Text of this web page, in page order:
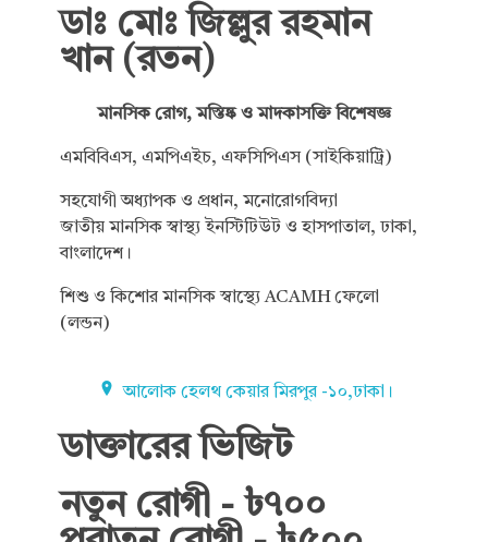
ডাঃ মোঃ জিল্লুর রহমান
খান (রতন)
মানসিক রোগ, মস্তিষ্ক ও মাদকাসক্তি বিশেষজ্ঞ
এমবিবিএস, এমপিএইচ, এফসিপিএস (সাইকিয়াট্রি)
সহযোগী অধ্যাপক ও প্রধান, মনোরোগবিদ্যা
জাতীয় মানসিক স্বাস্থ্য ইনস্টিটিউট ও হাসপাতাল, ঢাকা,
বাংলাদেশ।
শিশু ও কিশোর মানসিক স্বাস্থ্যে ACAMH ফেলো
(লন্ডন)
আলোক হেলথ কেয়ার মিরপুর -১০,ঢাকা।
ডাক্তারের ভিজিট
নতুন রোগী - ৳৭০০